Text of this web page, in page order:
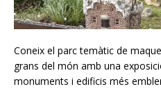
Coneix el parc temàtic de
grans del món amb una
monuments i edificis més